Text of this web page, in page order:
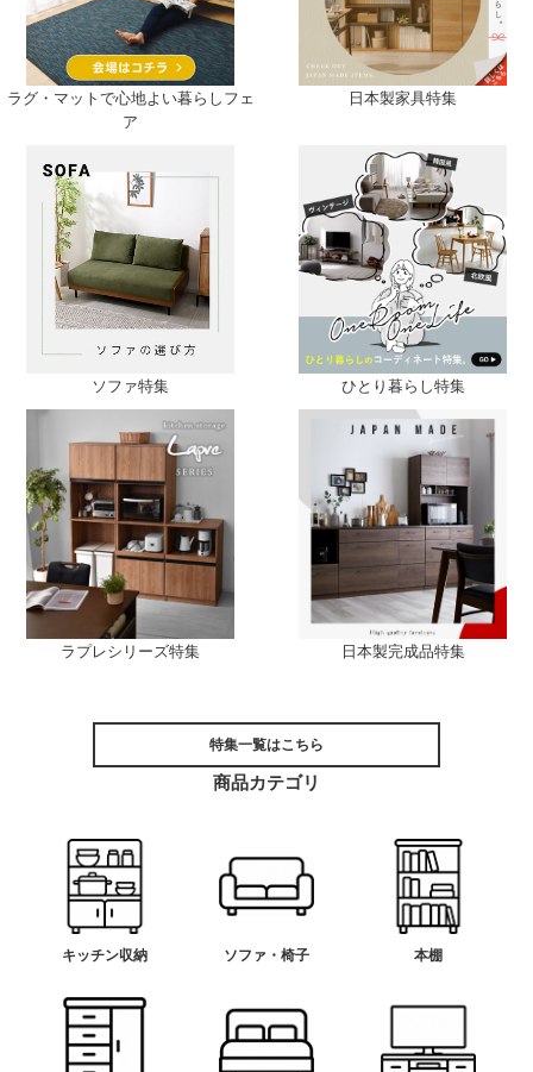
ラグ・マットで心地よい暮らしフェ
ア
日本製家具特集
ソファ特集 ひとり暮らし特集
ラプレシリーズ特集 日本製完成品特集
特集一覧はこちら
商品カテゴリ
キッチン収納 ソファ・椅子 本棚